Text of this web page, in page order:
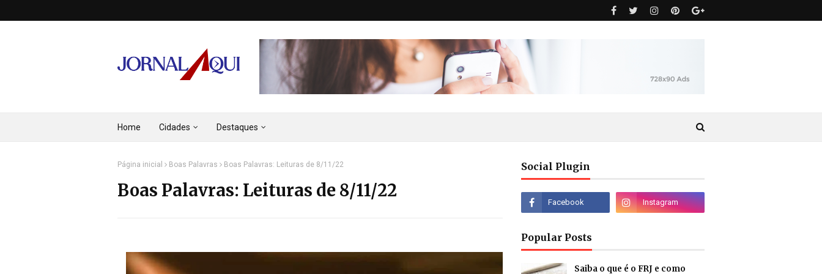
Home Cidades Destaques
Página inicial Boas Palavras Boas Palavras: Leituras de 8/11/22
Boas Palavras: Leituras de 8/11/22
Social Plugin
Popular Posts
Saiba o que é o FRJ e como